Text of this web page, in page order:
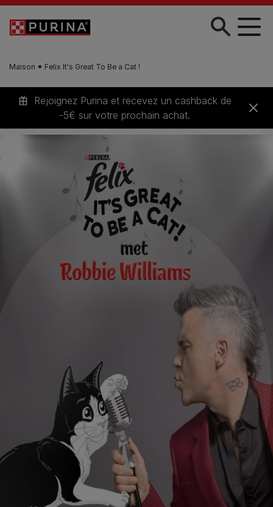
Skip to main content
Maison Felix It's Great To Be a Cat !
Rejoignez Purina et recevez un cashback de
-5€ sur votre prochain achat.